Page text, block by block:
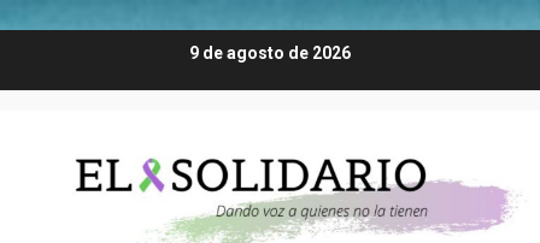
9 de agosto de 2026